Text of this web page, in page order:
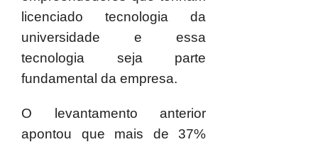
licenciado tecnologia da
universidade e essa
tecnologia seja parte
fundamental da empresa.
O levantamento anterior
apontou que mais de 37%